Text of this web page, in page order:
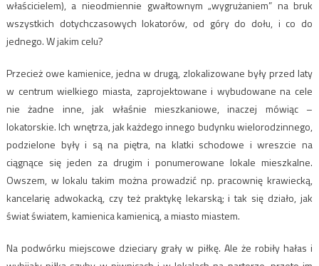
właścicielem), a nieodmiennie gwałtownym „wygrużaniem” na bruk
wszystkich dotychczasowych lokatorów, od góry do dołu, i co do
jednego. W jakim celu?
Przecież owe kamienice, jedna w drugą, zlokalizowane były przed laty
w centrum wielkiego miasta, zaprojektowane i wybudowane na cele
nie żadne inne, jak właśnie mieszkaniowe, inaczej mówiąc –
lokatorskie. Ich wnętrza, jak każdego innego budynku wielorodzinnego,
podzielone były i są na piętra, na klatki schodowe i wreszcie na
ciągnące się jeden za drugim i ponumerowane lokale mieszkalne.
Owszem, w lokalu takim można prowadzić np. pracownię krawiecką,
kancelarię adwokacką, czy też praktykę lekarską; i tak się działo, jak
świat światem, kamienica kamienicą, a miasto miastem.
Na podwórku miejscowe dzieciary grały w piłkę. Ale że robiły hałas i